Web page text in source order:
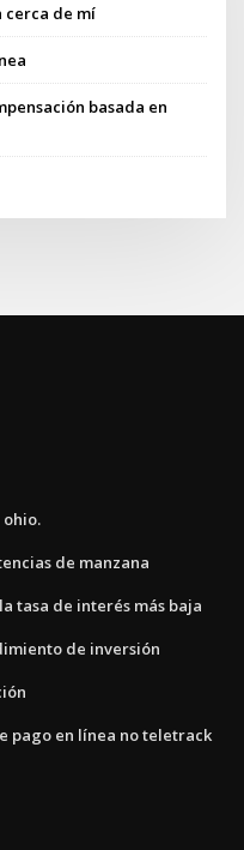
cerca de mí
basada en
de manzana
tasa de interés más baja
de inversión
pago en línea no teletrack